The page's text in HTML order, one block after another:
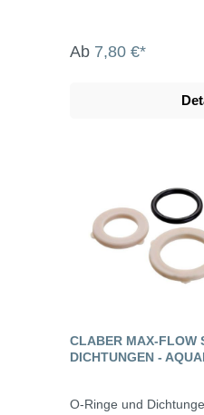
Ab 7,80 €*
CLABER MAX-FLOW
DICHTUNGEN -
O-Ringe und